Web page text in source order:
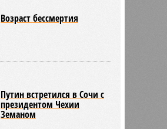
Возраст бессмертия
Путин встретился в Сочи с
президентом Чехии
Земаном